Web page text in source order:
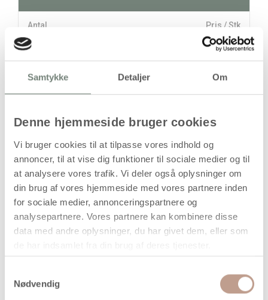
Samtykke Detaljer Om
Denne hjemmeside bruger cookies
Vi bruger cookies til at tilpasse vores indhold og
annoncer, til at vise dig funktioner til sociale medier og til
at analysere vores trafik. Vi deler også oplysninger om
din brug af vores hjemmeside med vores partnere inden
for sociale medier, annonceringspartnere og
analysepartnere. Vores partnere kan kombinere disse
data med andre oplysninger, du har givet dem, eller som
Nødvendig
Antal Pris / Stk
29,94 kr.
(23,95kr.ekskl. moms)
Leveringsomkostninger
Læg i kurven
Din bestilling er først bindende,
når vi har bekræftet din ordre.
På lager